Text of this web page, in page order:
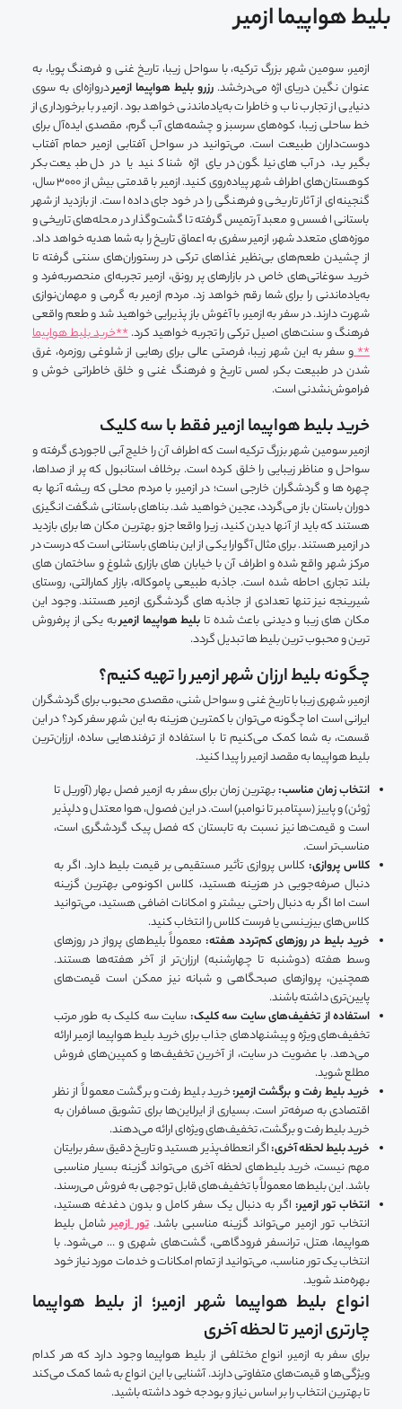
بلیط هواپیما ازمیر
ازمیر، سومین شهر بزرگ ترکیه، با سواحل زیبا، تاریخ غنی و فرهنگ پویا، به
عنوان نگین دریای اژه می‌درخشد.رزرو بلیط هواپیما ازمیردروازه‌ای به سوی
دنیایی از تجارب ناب و خاطرات به‌یادماندنی خواهد بود. ازمیر با برخورداری از
خط ساحلی زیبا، کوه‌های سرسبز و چشمه‌های آب گرم، مقصدی ایده‌آل برای
دوست‌داران طبیعت است. می‌توانید در سواحل آفتابی ازمیر حمام آفتاب
بگیرید، در آب‌های نیلگون دریای اژه شنا کنید یا در دل طبیعت بکر
کوهستان‌های اطراف شهر پیاده‌روی کنید. ازمیر با قدمتی بیش از 3000 سال،
گنجینه‌ای از آثار تاریخی و فرهنگی را در خود جای داده است. از بازدید از شهر
باستانی افسس و معبد آرتمیس گرفته تا گشت‌و‌گذار در محله‌های تاریخی و
موزه‌های متعدد شهر، ازمیر سفری به اعماق تاریخ را به شما هدیه خواهد داد.
از چشیدن طعم‌های بی‌نظیر غذاهای ترکی در رستوران‌های سنتی گرفته تا
خرید سوغاتی‌های خاص در بازارهای پر رونق، ازمیر تجربه‌ای منحصربه‌فرد و
به‌یادماندنی را برای شما رقم خواهد زد. مردم ازمیر به گرمی و مهمان‌نوازی
شهرت دارند. در سفر به ازمیر، با آغوش باز پذیرایی خواهید شد و طعم واقعی
فرهنگ و سنت‌های اصیل ترکی را تجربه خواهید کرد.**خرید بلیط هواپیما
**و سفر به این شهر زیبا، فرصتی عالی برای رهایی از شلوغی روزمره، غرق
شدن در طبیعت بکر، لمس تاریخ و فرهنگ غنی و خلق خاطراتی خوش و
فراموش‌نشدنی است.
خرید بلیط هواپیما ازمیر فقط با سه کلیک
ازمیر سومین شهر بزرگ ترکیه است که اطراف آن را خلیج آبی لاجوردی گرفته و
سواحل و مناظر زیبایی را خلق کرده است. برخلاف استانبول که پر از صداها،
چهره ها و گردشگران خارجی است؛ در ازمیر، با مردم محلی که ریشه آنها به
دوران باستان باز می‌گردد، عجین خواهید شد. بناهای باستانی شگفت انگیزی
هستند که باید از آنها دیدن کنید، زیرا واقعا جزو بهترین مکان ها برای بازدید
در ازمیر هستند. برای مثال آگوارا یکی از این بناهای باستانی است که درست در
مرکز شهر واقع شده و اطراف آن با خیابان ‌های بازاری شلوغ و ساختمان‌ های
بلند تجاری احاطه شده است. جاذبه طبیعی پاموکاله، بازار کمارالتی، روستای
شیرینجه نیز تنها تعدادی از جاذبه های گردشگری ازمیر هستند. وجود این
مکان های زیبا و دیدنی باعث شده تا بلیط هواپیما ازمیربه یکی از پرفروش
ترین و محبوب ترین بلیط ها تبدیل گردد.
چگونه بلیط ارزان شهر ازمیر را تهیه کنیم؟
ازمیر، شهری زیبا با تاریخ غنی و سواحل شنی، مقصدی محبوب برای گردشگران
ایرانی است اما چگونه می‌توان با کمترین هزینه به این شهر سفر کرد؟ در این
قسمت، به شما کمک می‌کنیم تا با استفاده از ترفندهایی ساده، ارزان‌ترین
بلیط هواپیما به مقصد ازمیر را پیدا کنید.
انتخاب زمان مناسب:بهترین زمان برای سفر به ازمیر فصل بهار (آوریل تا
ژوئن) و پاییز (سپتامبر تا نوامبر) است. در این فصول، هوا معتدل و دلپذیر
است و قیمت‌ها نیز نسبت به تابستان که فصل پیک گردشگری است،
مناسب‌تر است.
کلاس پروازی: کلاس پروازی تأثیر مستقیمی بر قیمت بلیط دارد. اگر به
دنبال صرفه‌جویی در هزینه هستید، کلاس اکونومی بهترین گزینه
است اما اگر به دنبال راحتی بیشتر و امکانات اضافی هستید، می‌توانید
کلاس‌های بیزینسی یا فرست کلاس را انتخاب کنید.
خرید بلیط در روزهای کم‌تردد هفته: معمولاً بلیط‌های پرواز در روزهای
وسط هفته (دوشنبه تا چهارشنبه) ارزان‌تر از آخر هفته‌ها هستند.
همچنین، پروازهای صبحگاهی و شبانه نیز ممکن است قیمت‌های
پایین‌تری داشته باشند.
استفاده از تخفیف‌های سایت سه کلیک: سایت سه کلیک به طور مرتب
تخفیف‌های ویژه و پیشنهادهای جذاب برای خرید بلیط هواپیما ازمیر ارائه
می‌دهد. با عضویت در سایت، از آخرین تخفیف‌ها و کمپین‌های فروش
مطلع شوید.
خرید بلیط رفت و برگشت ازمیر:خرید بلیط رفت و برگشت معمولاً از نظر
اقتصادی به صرفه‌تر است. بسیاری از ایرلاین‌ها برای تشویق مسافران به
خرید بلیط رفت و برگشت، تخفیف‌های ویژه‌ای ارائه می‌دهند.
خرید بلیط لحظه آخری:اگر انعطاف‌پذیر هستید و تاریخ دقیق سفر برایتان
مهم نیست، خرید بلیط‌های لحظه آخری می‌تواند گزینه بسیار مناسبی
باشد. این بلیط‌ها معمولاً با تخفیف‌های قابل توجهی به فروش می‌رسند.
انتخاب تور ازمیر: اگر به دنبال یک سفر کامل و بدون دغدغه هستید،
انتخاب تور ازمیر می‌تواند گزینه مناسبی باشد.تور ازمیرشامل بلیط
هواپیما، هتل، ترانسفر فرودگاهی، گشت‌های شهری و … می‌شود. با
انتخاب یک تور مناسب، می‌توانید از تمام امکانات و خدمات مورد نیاز خود
بهره‌مند شوید.
انواع بلیط هواپیما شهر ازمیر؛ از بلیط هواپیما
چارتری ازمیر تا لحظه آخری
برای سفر به ازمیر، انواع مختلفی از بلیط هواپیما وجود دارد که هر کدام
ویژگی‌ها و قیمت‌های متفاوتی دارند. آشنایی با این انواع به شما کمک می‌کند
تا بهترین انتخاب را بر اساس نیاز و بودجه خود داشته باشید.